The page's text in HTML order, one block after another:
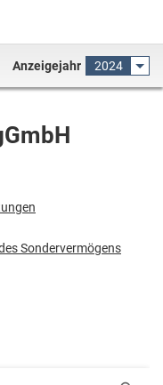
Anzeigejahr 2024
Sondervermögens